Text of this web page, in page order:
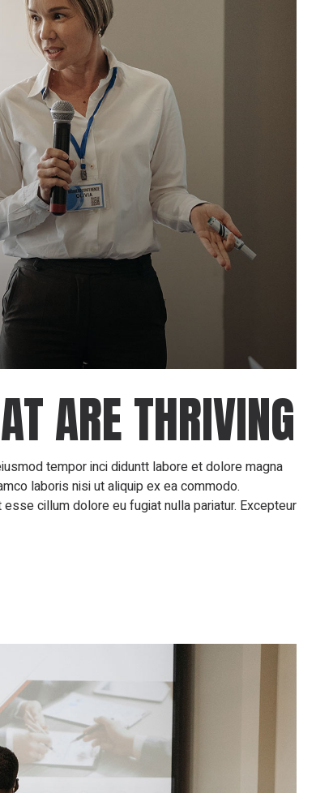
ARE THRIVING
tempor inci diduntt labore et dolore magna
laboris nisi ut aliquip ex ea commodo.
cillum dolore eu fugiat nulla pariatur. Excepteur